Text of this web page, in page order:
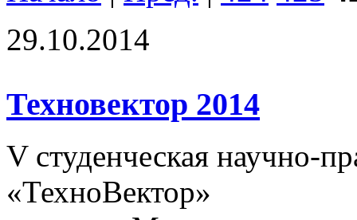
29.10.2014
Техновектор 2014
V студенческая научно-
«ТехноВектор»